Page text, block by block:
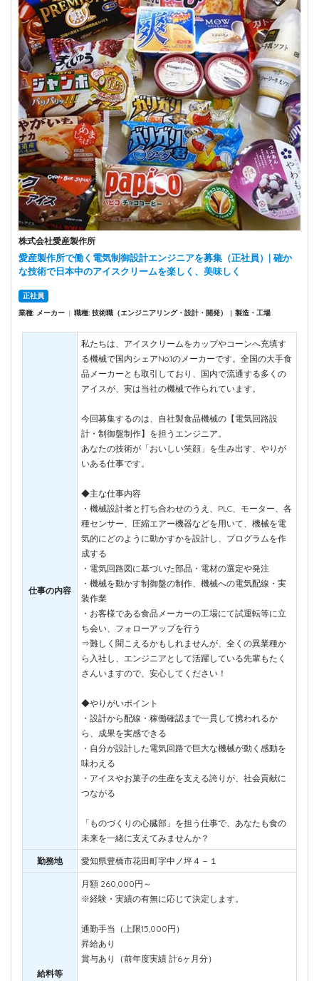
株式会社愛産製作所
愛産製作所で働く電気制御設計エンジニアを募集（正社員）| 確か
な技術で日本中のアイスクリームを楽しく、美味しく
正社員
業種: メーカー | 職種: 技術職（エンジニアリング・設計・開発） | 製造・工場
仕事の内容
私たちは、アイスクリームをカップやコーンへ充填す
る機械で国内シェアNo.1のメーカーです。全国の大手食
品メーカーとも取引しており、国内で流通する多くの
アイスが、実は当社の機械で作られています。
今回募集するのは、自社製食品機械の【電気回路設
計・制御盤制作】を担うエンジニア。
あなたの技術が「おいしい笑顔」を生み出す、やりが
いある仕事です。
◆主な仕事内容
・機械設計者と打ち合わせのうえ、PLC、モーター、各
種センサー、圧縮エアー機器などを用いて、機械を電
気的にどのように動かすかを設計し、プログラムを作
成する
・電気回路図に基づいた部品・電材の選定や発注
・機械を動かす制御盤の制作、機械への電気配線・実
装作業
・お客様である食品メーカーの工場にて試運転等に立
ち会い、フォローアップを行う
⇒難しく聞こえるかもしれませんが、全くの異業種か
ら入社し、エンジニアとして活躍している先輩もたく
さんいますので、安心してください！
◆やりがいポイント
・設計から配線・稼働確認まで一貫して携われるか
ら、成果を実感できる
・自分が設計した電気回路で巨大な機械が動く感動を
味わえる
・アイスやお菓子の生産を支える誇りが、社会貢献に
つながる
「ものづくりの心臓部」を担う仕事で、あなたも食の
未来を一緒に支えてみませんか？
勤務地 愛知県豊橋市花田町字中ノ坪４－１
給料等
月額 260,000円～
※経験・実績の有無に応じて決定します。
通勤手当（上限15,000円）
昇給あり
賞与あり（前年度実績 計6ヶ月分）